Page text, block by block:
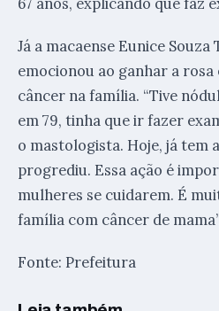
Já a macaense Eunice Souza
emocionou ao ganhar a
câncer na família. “Tive
em 79, tinha que ir fazer
o mastologista. Hoje, já tem
progrediu. Essa ação é
mulheres se cuidarem. É
família com câncer de
Fonte: Prefeitura